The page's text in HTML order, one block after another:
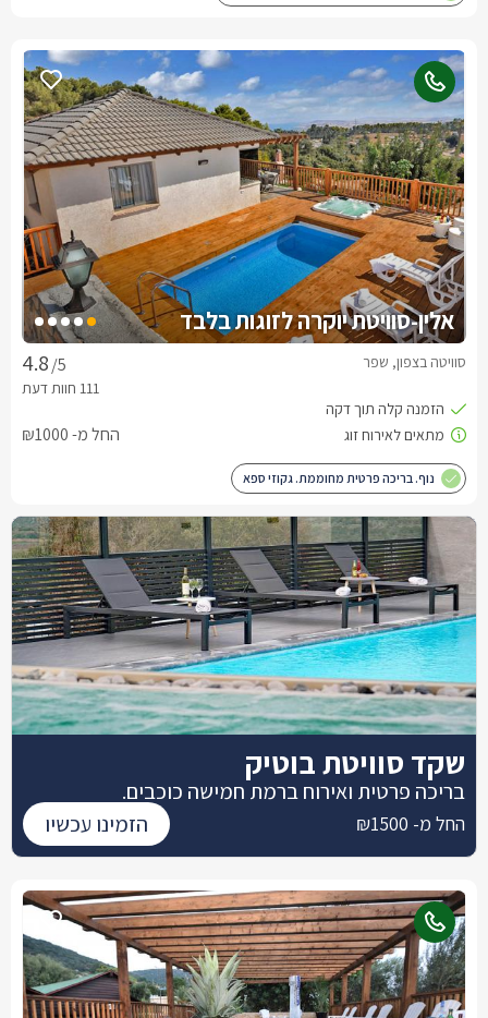
אלין-סוויטת יוקרה לזוגות בלבד
/5 סוויטה בצפון, שפר
החל מ- ₪1000
נוף. בריכה פרטית מחוממת. גקוזי ספא
שקד סוויטת בוטיק
בריכה פרטית ואירוח ברמת חמישה כוכבים.
החל מ- ₪1500 הזמינו עכשיו